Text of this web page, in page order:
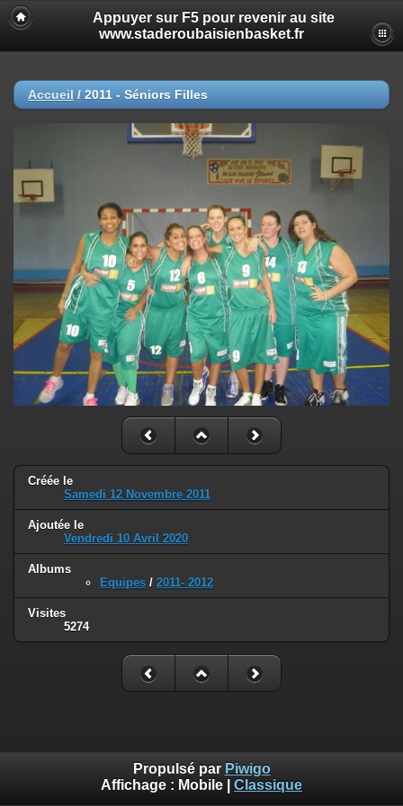
Appuyer sur F5 pour revenir au site
www.staderoubaisienbasket.fr
Accueil / 2011 - Séniors Filles
Créée le
Samedi 12 Novembre 2011
Ajoutée le
Vendredi 10 Avril 2020
Albums
Equipes / 2011- 2012
Visites
5274
Propulsé par Piwigo
Affichage : Mobile Classique